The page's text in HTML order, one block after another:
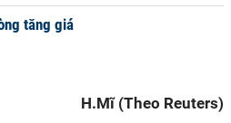
tăng giá
H.Mĩ (Theo Reuters)